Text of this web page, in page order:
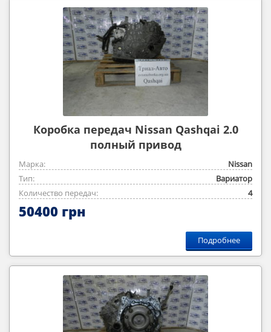
Коробка передач Nissan Qashqai 2.0
полный привод
Марка:
Nissan
Тип:
Вариатор
Количество передач:
4
50400 грн
Подробнее